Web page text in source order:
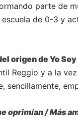
parte de
de 0-3 y
origen de Yo Soy
Reggio y a la
oprimían / Más